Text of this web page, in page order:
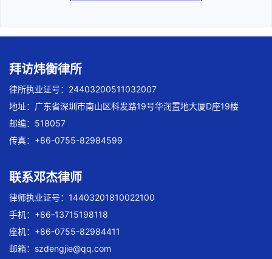
拜访炜衡律所
律所执业证号：24403200511032007
地址：广东省深圳市南山区科发路19号华润置地大厦D座19楼
邮编：518057
传真：+86-0755-82984599
联系邓杰律师
律师执业证号：14403201810022100
手机：+86-13715198118
座机：+86-0755-82984411
邮箱： szdengjie@qq.com